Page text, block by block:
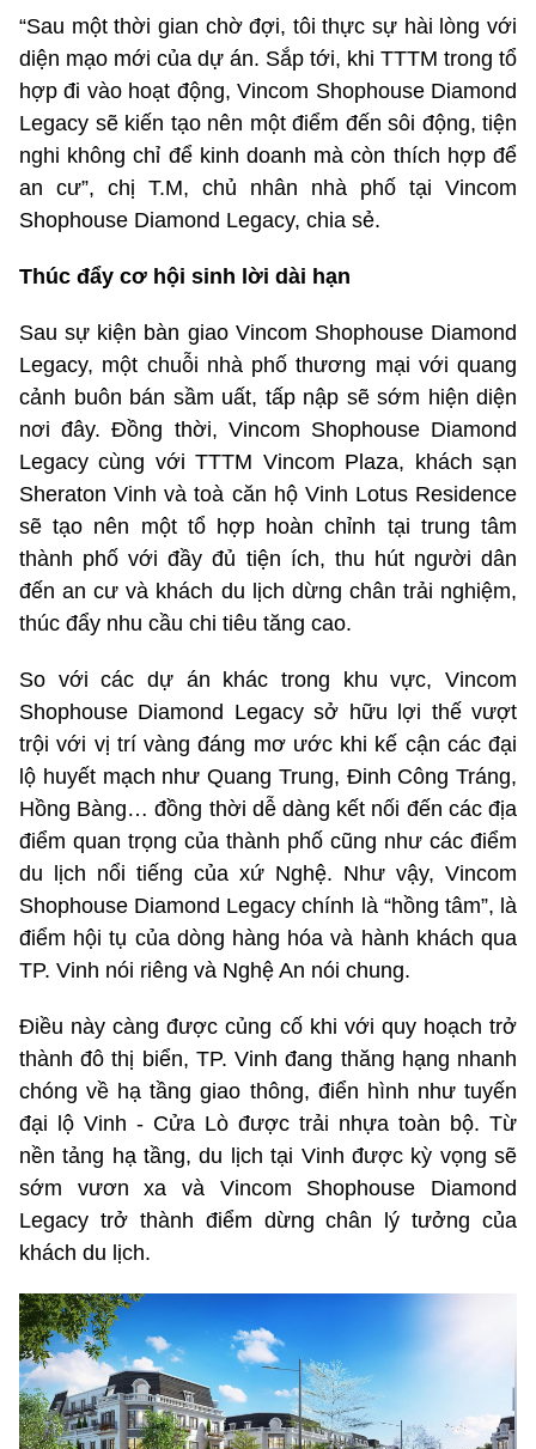
“Sau một thời gian chờ đợi, tôi thực sự hài lòng với
diện mạo mới của dự án. Sắp tới, khi TTTM trong tổ
hợp đi vào hoạt động, Vincom Shophouse Diamond
Legacy sẽ kiến tạo nên một điểm đến sôi động, tiện
nghi không chỉ để kinh doanh mà còn thích hợp để
an cư”, chị T.M, chủ nhân nhà phố tại Vincom
Shophouse Diamond Legacy, chia sẻ.
Thúc đẩy cơ hội sinh lời dài hạn
Sau sự kiện bàn giao Vincom Shophouse Diamond
Legacy, một chuỗi nhà phố thương mại với quang
cảnh buôn bán sầm uất, tấp nập sẽ sớm hiện diện
nơi đây. Đồng thời, Vincom Shophouse Diamond
Legacy cùng với TTTM Vincom Plaza, khách sạn
Sheraton Vinh và toà căn hộ Vinh Lotus Residence
sẽ tạo nên một tổ hợp hoàn chỉnh tại trung tâm
thành phố với đầy đủ tiện ích, thu hút người dân
đến an cư và khách du lịch dừng chân trải nghiệm,
thúc đẩy nhu cầu chi tiêu tăng cao.
So với các dự án khác trong khu vực, Vincom
Shophouse Diamond Legacy sở hữu lợi thế vượt
trội với vị trí vàng đáng mơ ước khi kế cận các đại
lộ huyết mạch như Quang Trung, Đinh Công Tráng,
Hồng Bàng… đồng thời dễ dàng kết nối đến các địa
điểm quan trọng của thành phố cũng như các điểm
du lịch nổi tiếng của xứ Nghệ. Như vậy, Vincom
Shophouse Diamond Legacy chính là “hồng tâm”, là
điểm hội tụ của dòng hàng hóa và hành khách qua
TP. Vinh nói riêng và Nghệ An nói chung.
Điều này càng được củng cố khi với quy hoạch trở
thành đô thị biển, TP. Vinh đang thăng hạng nhanh
chóng về hạ tầng giao thông, điển hình như tuyến
đại lộ Vinh - Cửa Lò được trải nhựa toàn bộ. Từ
nền tảng hạ tầng, du lịch tại Vinh được kỳ vọng sẽ
sớm vươn xa và Vincom Shophouse Diamond
Legacy trở thành điểm dừng chân lý tưởng của
khách du lịch.